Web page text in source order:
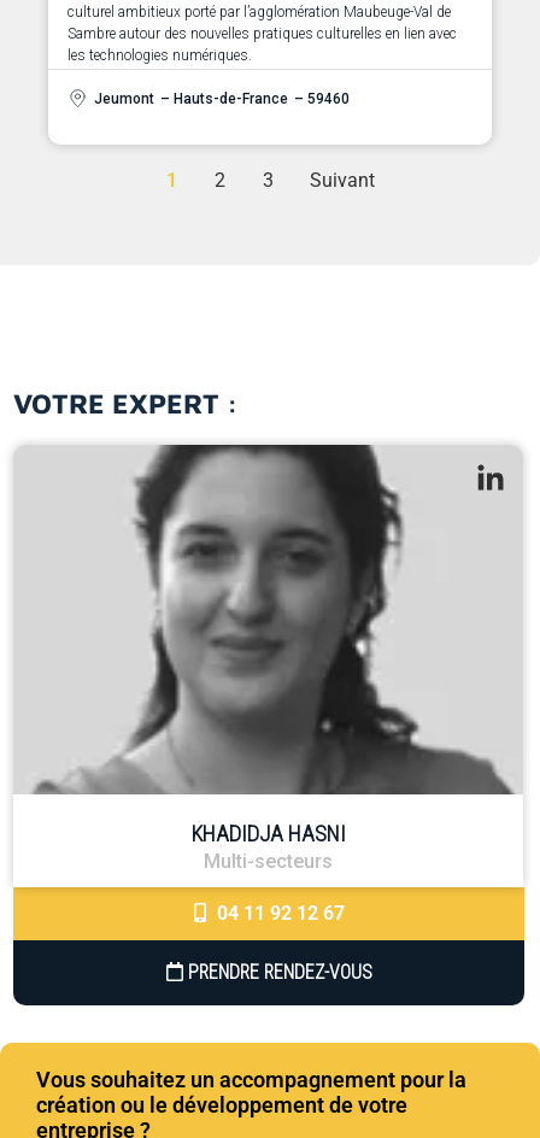
culturel ambitieux porté par l’agglomération Maubeuge-Val de
Sambre autour des nouvelles pratiques culturelles en lien avec
les technologies numériques.
Jeumont – Hauts-de-France – 59460
1 2 3 Suivant
VOTRE EXPERT :
KHADIDJA HASNI
Multi-secteurs
04 11 92 12 67
PRENDRE RENDEZ-VOUS
Vous souhaitez un accompagnement pour la
création ou le développement de votre
entreprise ?